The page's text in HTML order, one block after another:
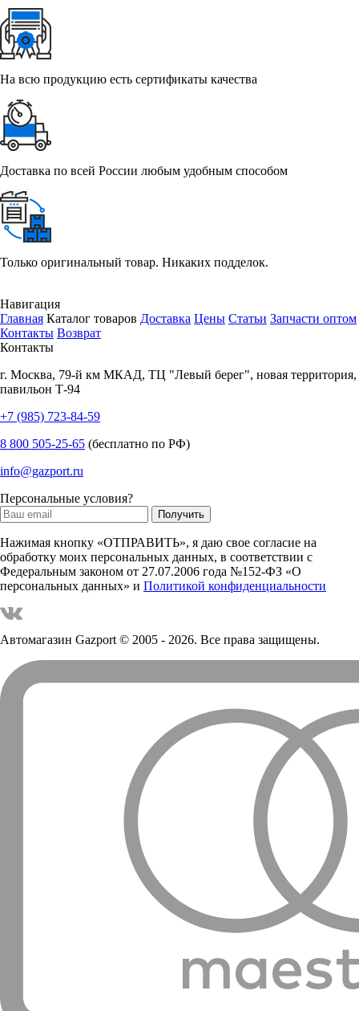
На всю продукцию есть сертификаты качества
Доставка по всей России любым удобным способом
Только оригинальный товар. Никаких подделок.
Навигация
Главная Каталог товаров Доставка Цены Статьи Запчасти оптом
Контакты Возврат
Контакты
г. Москва, 79-й км МКАД, ТЦ "Левый берег", новая территория,
павильон Т-94
+7 (985) 723-84-59
8 800 505-25-65 (бесплатно по РФ)
info@gazport.ru
Персональные условия?
Нажимая кнопку «ОТПРАВИТЬ», я даю свое согласие на
обработку моих персональных данных, в соответствии с
Федеральным законом от 27.07.2006 года №152-ФЗ «О
персональных данных» и Политикой конфиденциальности
Автомагазин Gazport© 2005 - 2026. Все права защищены.